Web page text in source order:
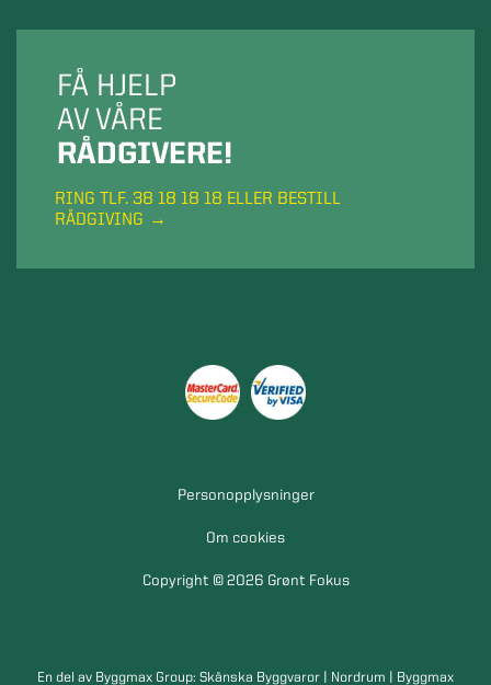
FÅ HJELP
AV VÅRE
RÅDGIVERE!
RING TLF. 38 18 18 18 ELLER BESTILL
RÅDGIVING
Personopplysninger
Om cookies
Copyright © 2026 Grønt Fokus
En del av Byggmax Group: Skånska Byggvaror | Nordrum | Byggmax